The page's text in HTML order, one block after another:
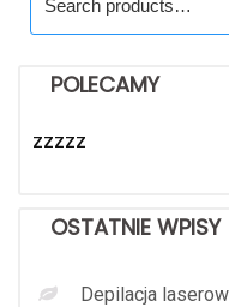
for:
POLECAMY
zzzzz
OSTATNIE WPISY
Depilacja